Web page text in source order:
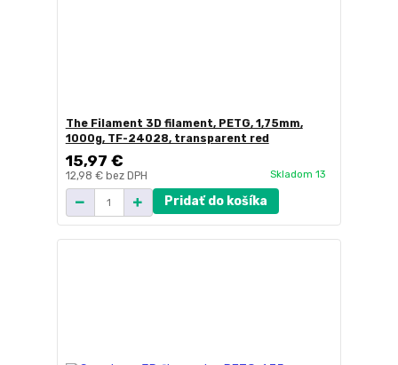
The Filament 3D filament, PETG, 1,75mm,
1000g, TF-24028, transparent red
15,97 €
12,98 € bez DPH Skladom 13
Pridať do košíka